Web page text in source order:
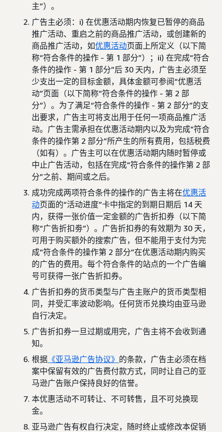
主”）。
广告主必须：i) 在优惠活动期内恢复已暂停的商品
推广活动、重启之前的商品推广活动，或创建新的
商品推广活动，如优惠活动页面上所定义（以下简
称“符合条件的操作 - 第 1 部分”）；ii) 在完成“符合
条件的操作 - 第 1 部分”后 30 天内，广告主必须至
少支出一定的目标金额，具体金额可参阅“优惠活
动”页面（以下简称“符合条件的操作 - 第 2 部
分”）。为了满足“符合条件的操作 - 第 2 部分”的支
出要求，广告主可将支出用于任何一项商品推广活
动。广告主需承担在优惠活动期内以及为完成“符合
条件的操作第 2 部分”所产生的所有费用，包括税费
（如有）。广告主可以在优惠活动期内随时暂停或
中止广告活动，包括在完成“符合条件的操作第 2 部
分”之前、期间或之后。
成功完成两项符合条件的操作的广告主将在优惠活
动页面的“活动进度”卡中指定的到期日期后 14 天
内，获得一张价值一定金额的广告折扣券（以下简
称“广告折扣劵”）。广告折扣券的有效期为 30 天，
可用于购买额外的搜索广告，但不能用于支付为完
成“符合条件的操作第 2 部分”在优惠活动期内购买
的广告的费用。每个符合条件的站点的一个广告编
号可获得一张广告折扣券。
广告折扣券的货币类型与广告主账户的货币类型相
同，并受汇率波动影响。任何货币兑换均由亚马逊
自行决定。
广告折扣券一旦过期或用完，广告主将不会收到通
知。
根据 《亚马逊广告协议》 的条款，广告主必须在档
案中保留有效的广告费付款方式，同时让自己的亚
马逊广告账户保持良好的信誉。
本优惠活动不可转让、不可转售，且不可兑换现
金。
亚马逊广告有权自行决定，随时终止或修改本促销